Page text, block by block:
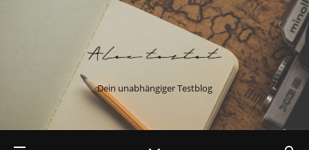
Dein unabhängiger Testblog